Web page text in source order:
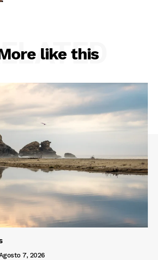
like this
7, 2026